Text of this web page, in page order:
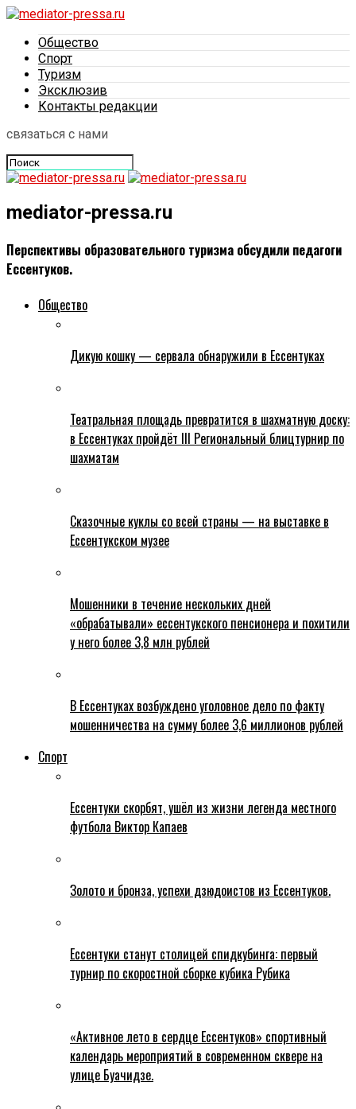
Общество
Спорт
Туризм
Эксклюзив
Контакты редакции
связаться с нами
mediator-pressa.ru
Перспективы образовательного туризма обсудили педагоги
Ессентуков.
Общество
Дикую кошку — сервала обнаружили в Ессентуках
Театральная площадь превратится в шахматную доску:
в Ессентуках пройдёт III Региональный блицтурнир по
шахматам
Сказочные куклы со всей страны — на выставке в
Ессентукском музее
Мошенники в течение нескольких дней
«обрабатывали» ессентукского пенсионера и похитили
у него более 3,8 млн рублей
В Ессентуках возбуждено уголовное дело по факту
мошенничества на сумму более 3,6 миллионов рублей
Спорт
Ессентуки скорбят, ушёл из жизни легенда местного
футбола Виктор Капаев
Золото и бронза, успехи дзюдоистов из Ессентуков.
Ессентуки станут столицей спидкубинга: первый
турнир по скоростной сборке кубика Рубика
«Активное лето в сердце Ессентуков» спортивный
календарь мероприятий в современном сквере на
улице Буачидзе.